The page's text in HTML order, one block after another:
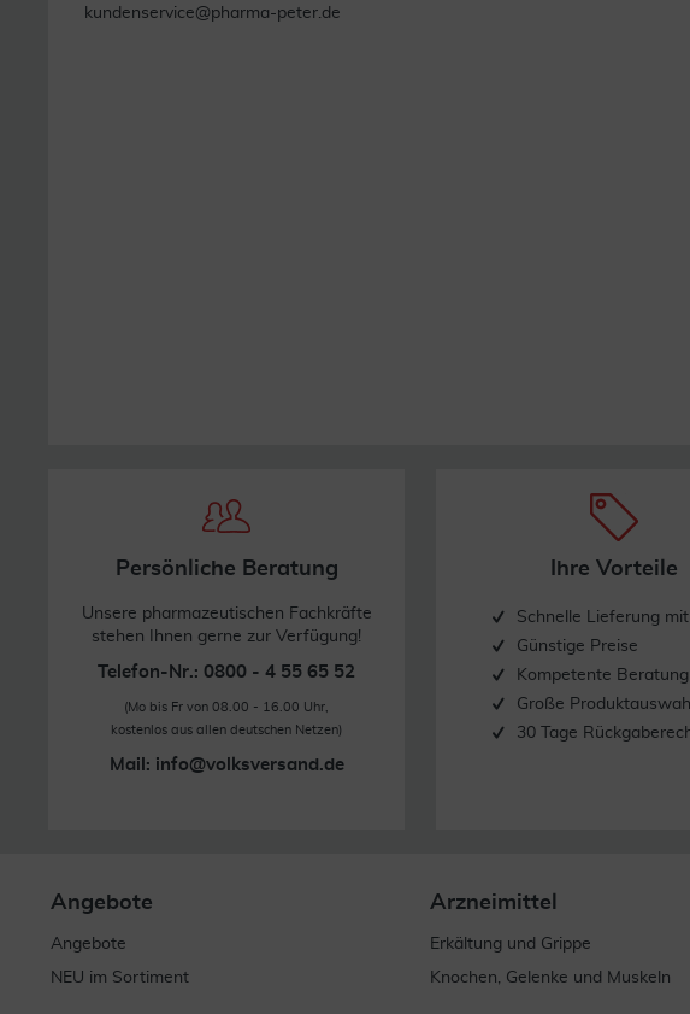
kundenservice@pharma-peter.de
Persönliche Beratung
Unsere pharmazeutischen Fachkräfte
stehen Ihnen gerne zur Verfügung!
Telefon-Nr.: 0800 - 4 55 65 52
(Mo bis Fr von 08.00 - 16.00 Uhr,
kostenlos aus allen deutschen Netzen)
Mail: info@volksversand.de
Ihre Vorteile
Schnelle Lieferung mit
Günstige Preise
Kompetente Beratung
Große Produktauswahl
30 Tage
Angebote
Angebote
NEU im Sortiment
Arzneimittel
Erkältung und Grippe
Knochen, Gelenke und Muskeln